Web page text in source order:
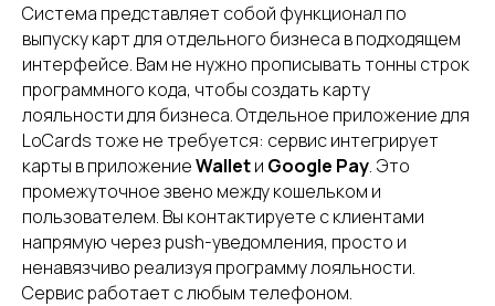
Система представляет собой функционал по
выпуску карт для отдельного бизнеса в подходящем
интерфейсе. Вам не нужно прописывать тонны строк
программного кода, чтобы создать карту
лояльности для бизнеса. Отдельное приложение для
LoCards тоже не требуется: сервис интегрирует
карты в приложениеWalletи Google Pay. Это
промежуточное звено между кошельком и
пользователем. Вы контактируете с клиентами
напрямую через push-уведомления, просто и
ненавязчиво реализуя программу лояльности.
Сервис работает с любым телефоном.